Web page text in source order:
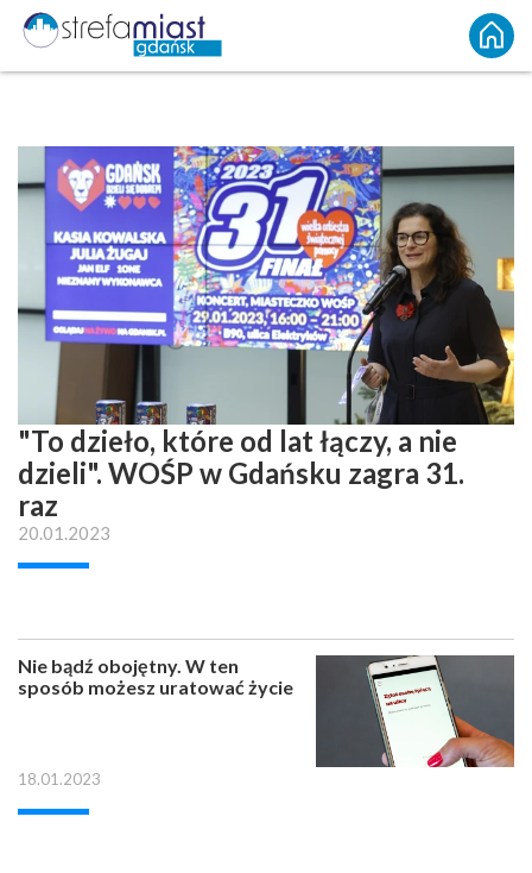
"To dzieło, które od lat łączy, a nie
dzieli". WOŚP w Gdańsku zagra 31.
raz
20.01.2023
Nie bądź obojętny. W ten
sposób możesz uratować życie
18.01.2023